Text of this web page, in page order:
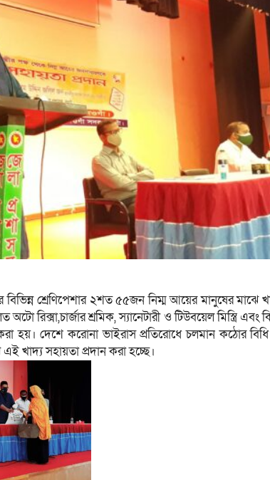
বিভিন্ন শ্রেণিপেশার ২শত ৫৫জন নিম্ম আয়ের মানুষের মাঝে
অটো রিক্সা,চার্জার শ্রমিক, স্যানেটারী ও টিউবয়েল মিস্ত্রি এবং
হয়। দেশে করোনা ভাইরাস প্রতিরোধে চলমান কঠোর বিধি
খাদ্য সহায়তা প্রদান করা হচ্ছে।